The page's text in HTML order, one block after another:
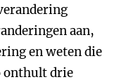
aan,
en weten die
onthult drie